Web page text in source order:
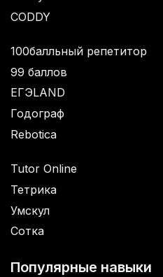
CODDY
100балльный репетитор
99 баллов
ЕГЭLAND
Годограф
Rebotica
Tutor Online
Тетрика
Умскул
Сотка
Популярные навыки